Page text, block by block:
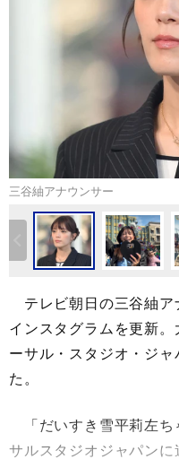
三谷紬アナウンサー
テレビ朝日の三谷紬ア
インスタグラムを更新
ーサル・スタジオ・ジ
た。
「だいすき雪平莉左ち
サルスタジオジャパン